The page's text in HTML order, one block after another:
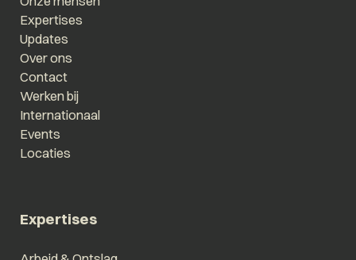
Expertises
Updates
Over ons
Contact
Werken bij
Internationaal
Events
Locaties
Expertises